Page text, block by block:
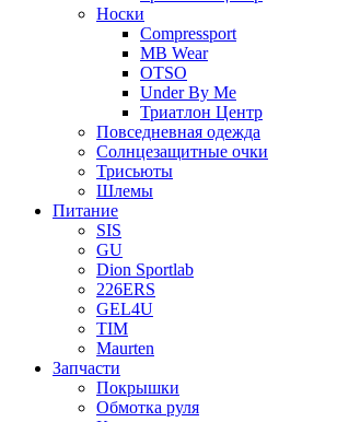
Носки
Compressport
MB Wear
OTSO
Under By Me
Триатлон Центр
Повседневная одежда
Солнцезащитные очки
Трисьюты
Шлемы
Питание
SIS
GU
Dion Sportlab
226ERS
GEL4U
TIM
Maurten
Запчасти
Покрышки
Обмотка руля